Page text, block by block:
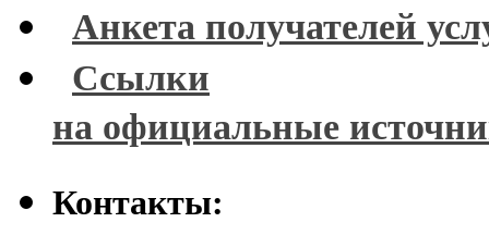
Анкета получателей
Ссылки
на официальные
Контакты: